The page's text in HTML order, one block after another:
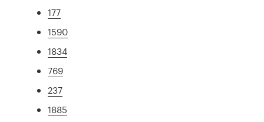
177
1590
1834
769
237
1885